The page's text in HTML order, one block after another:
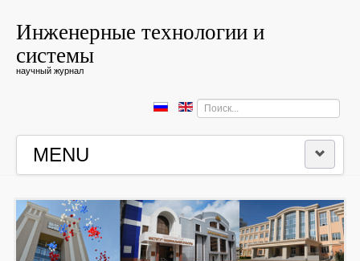
Инженерные технологии и
системы
научный журнал
Искать...
MENU
РЕДКОЛЛЕГИЯ